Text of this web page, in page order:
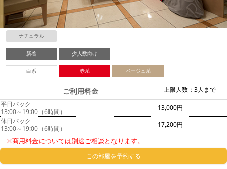
ナチュラル
新着 少人数向け
白系 赤系 ベージュ系
上限人数：3人まで
ご利用料金
平日パック
13:00～19:00（6時間）
13,000円
休日パック
13:00～19:00（6時間）
17,200円
※商用料金については別途ご相談となります。
この部屋を予約する